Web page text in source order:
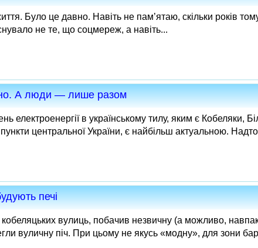
Було це давно. Навіть не пам’ятаю, скільки років
не те, що соцмереж, а навіть...
А люди — лише разом
електроенергії в українському тилу, яким є Кобеляки,
центральної України, є найбільш актуальною.
печі
вулиць, побачив незвичну (а можливо,
вуличну піч. При цьому не якусь «модну», для зони